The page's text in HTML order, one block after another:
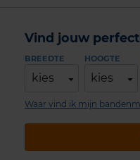
Vind jouw
BREEDTE
kies
HOOGTE
kies
Waar vind ik mijn